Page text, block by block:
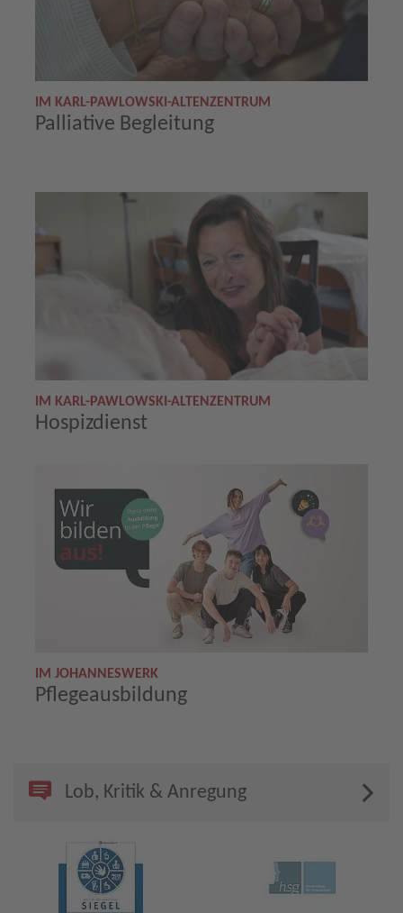
IM KARL-PAWLOWSKI-ALTENZENTRUM
Palliative Begleitung
IM KARL-PAWLOWSKI-ALTENZENTRUM
Hospizdienst
IM JOHANNESWERK
Pflegeausbildung
Lob, Kritik & Anregung